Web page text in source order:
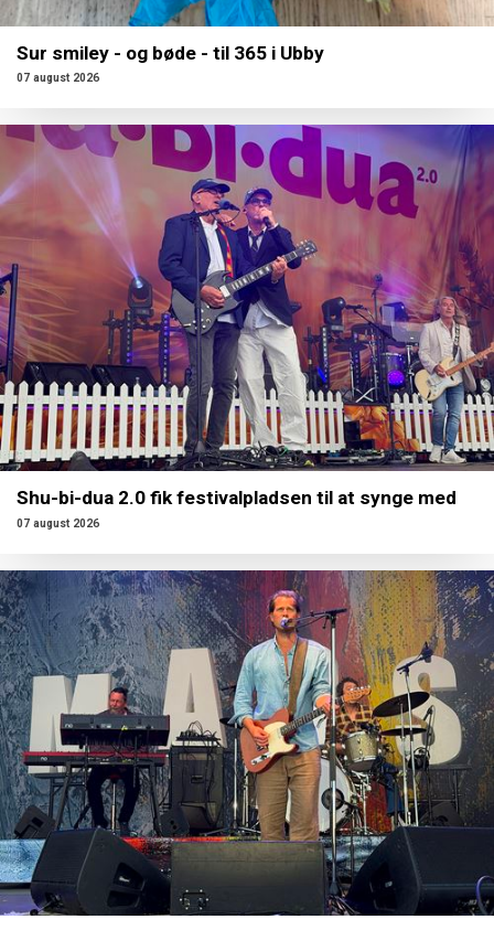
Sur smiley - og bøde - til 365 i Ubby
07 august 2026
Shu-bi-dua 2.0 fik festivalpladsen til at synge med
07 august 2026